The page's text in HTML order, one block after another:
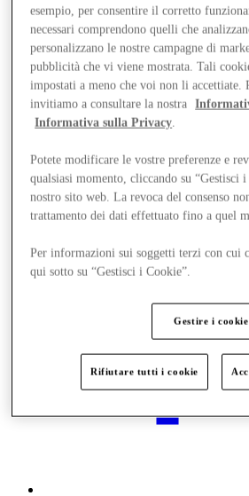
esempio, per consentire il corretto
necessari comprendono quelli che
personalizzano le nostre campagne di
pubblicità che vi viene mostrata. Tali
impostati a meno che voi non li
invitiamo a consultare la nostra
Informativa sulla Privacy.
Potete modificare le vostre preferenze e
qualsiasi momento, cliccando su “Gestisci
nostro sito web. La revoca del consenso
trattamento dei dati effettuato fino a quel
Per informazioni sui soggetti terzi con cui
qui sotto su “Gestisci i Cookie”.
Gestire i cookie
Rifiutare tutti i cookie